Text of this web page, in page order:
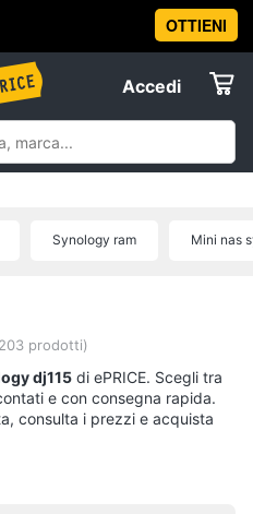
OTTIENI
Accedi
Synology ram Mini nas
prodotti)
dj115 di ePRICE. Scegli tra
e con consegna rapida.
consulta i prezzi e acquista